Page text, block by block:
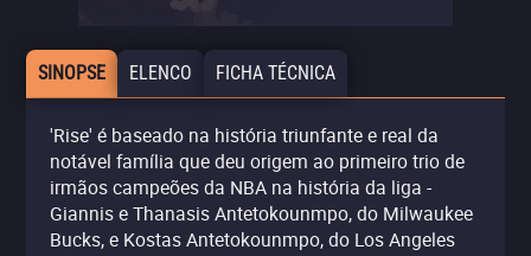
SINOPSE ELENCO FICHA TÉCNICA
'Rise' é baseado na história triunfante e real da
notável família que deu origem ao primeiro trio de
irmãos campeões da NBA na história da liga -
Giannis e Thanasis Antetokounmpo, do Milwaukee
Bucks, e Kostas Antetokounmpo, do Los Angeles